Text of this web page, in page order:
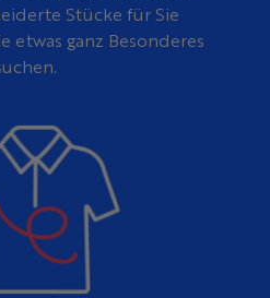
Stücke für Sie
etwas ganz Besonderes